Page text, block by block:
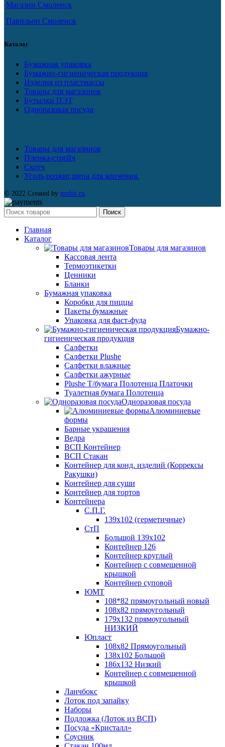
Магазин Смоленск
Павильон Смоленск
Каталог
Бумажная упаковка
Бумажно-гигиеническая продукция
Изделия из пластмассы
Товары для магазинов
Бутылки ПЭТ
Одноразовая посуда
Товары для магазинов
Пленка-стрейч
Скотч
Уголь,розжиг,щепа для копчения.
© 2022 Created by mobit.ru
Поиск
Главная
Каталог
Товары для магазинов
Кассовая лента
Термоэтикетки
Ценники
Бланки
Бумажная упаковка
Коробки для пиццы
Пакеты бумажные
Упаковка для фаст-фуда
Бумажно-
гигиеническая продукция
Салфетки
Салфетки Plushe
Салфетки влажные
Салфетки ажурные
Plushe Т/бумага Полотенца Платочки
Туалетная бумага Полотенца
Одноразовая посуда
Алюминиевые
формы
Барные украшения
Ведра
ВСП Контейнер
ВСП Стакан
Контейнер для конд. изделий (Коррексы
Ракушки)
Контейнер для суши
Контейнер для тортов
Контейнера
С.П.Г.
139х102 (герметичные)
СтП
Большой 139х102
Контейнер 126
Контейнер круглый
Контейнер с совмещенной
крышкой
Контейнер суповой
ЮМТ
108*82 прямоугольный новый
108х82 прямоугольный
179х132 прямоугольный
НИЗКИЙ
Юпласт
108х82 Прямоугольный
138х102 Большой
186х132 Низкий
Контейнер с совмещенной
крышкой
Ланчбокс
Лоток под запайку
Наборы
Подложка (Лоток из ВСП)
Посуда «Кристалл»
Соусник